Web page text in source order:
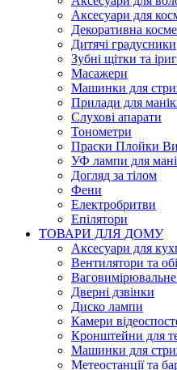
Аксесуари для
Декоративна
Дитячі градусники
Зубні щітки та
Масажери
Машинки для
Прилади для
Слухові апарати
Тонометри
Праски Плойки
УФ лампи для
Догляд за тілом
Фени
Електробритви
Епілятори
ТОВАРИ ДЛЯ ДОМУ
Аксесуари для
Вентилятори та
Дверні дзвінки
Диско лампи
Камери
Кронштейни для
Машинки для
Метеостанції та